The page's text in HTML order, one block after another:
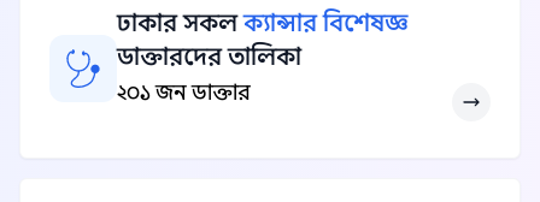
ঢাকার সকলক্যান্সার বিশেষজ্ঞ
ডাক্তারদের তালিকা
২০১ জন ডাক্তার